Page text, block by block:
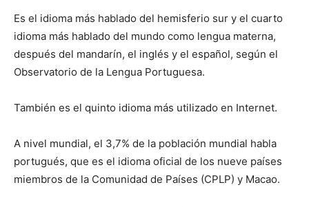
Es el idioma más hablado del hemisferio sur y el cuarto
idioma más hablado del mundo como lengua materna,
después del mandarín, el inglés y el español, según el
Observatorio de la Lengua Portuguesa.
También es el quinto idioma más utilizado en Internet.
A nivel mundial, el 3,7% de la población mundial habla
portugués, que es el idioma oficial de los nueve países
miembros de la Comunidad de Países (CPLP) y Macao.